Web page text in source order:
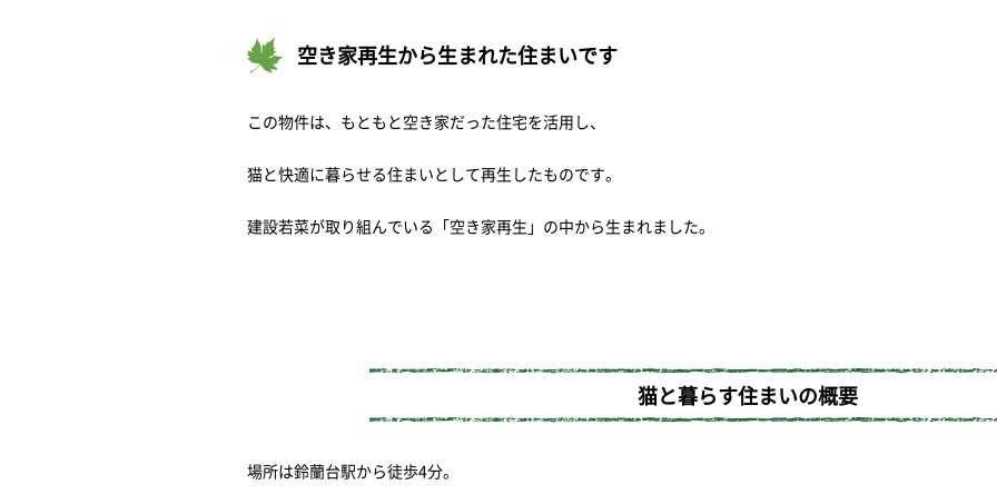
空き家再生から生まれた住まいです
この物件は、もともと空き家だった住宅を活用し、
猫と快適に暮らせる住まいとして再生したものです。
建設若菜が取り組んでいる「空き家再生」の中から生まれました。
猫と暮らす住まいの概要
場所は鈴蘭台駅から徒歩4分。